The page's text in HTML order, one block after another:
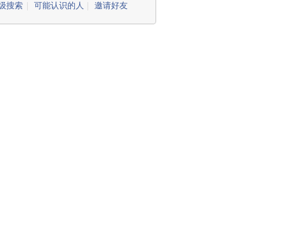
搜索 可能认识的人 邀请好友